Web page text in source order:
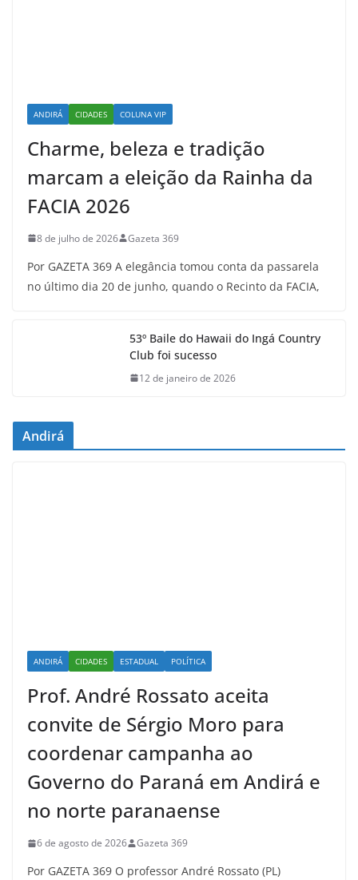
ANDIRÁ CIDADES COLUNA VIP
Charme, beleza e tradição
marcam a eleição da Rainha da
FACIA 2026
8 de julho de 2026 Gazeta 369
Por GAZETA 369 A elegância tomou conta da passarela
no último dia 20 de junho, quando o Recinto da FACIA,
53º Baile do Hawaii do Ingá Country
Club foi sucesso
12 de janeiro de 2026
Andirá
ANDIRÁ CIDADES ESTADUAL POLÍTICA
Prof. André Rossato aceita
convite de Sérgio Moro para
coordenar campanha ao
Governo do Paraná em Andirá e
no norte paranaense
6 de agosto de 2026 Gazeta 369
Por GAZETA 369 O professor André Rossato (PL)